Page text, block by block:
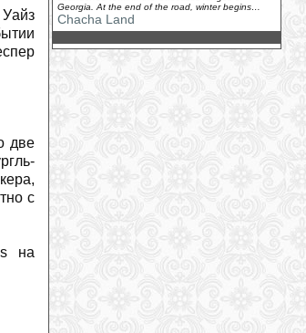
две
с
на
На зимнем курорте Грузии Гудаури
канатные дороги заменят на
подъемники(2026-07-28)
Жаклин Уайлз: неожиданное
предложение во время похода
2026-
Дэйв Райдинг продолжит карьеру в
новой функции
(2026-07-27
На горнолыжном курорт Витоша в
Болгарии появятся новые подъемники
2026-07-27
Марко Одерматт получил деревянный
2026-07-26
Горные лыжи против сноуборда: одно
проще освоить, другое — довести до
2026-07-26
Российский альпинист впервые
успешно подал иск к экспедиционной
компании и гиду в Непале
(
25
Georgia. At the end of the road, winter begins…
Chacha Land